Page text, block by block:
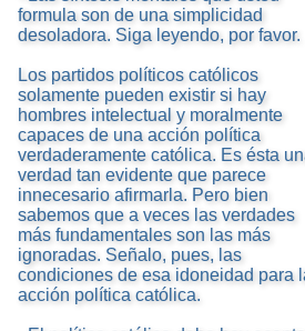
formula son de una simplicidad
desoladora. Siga leyendo, por favor.
Los partidos políticos católicos
solamente pueden existir si hay
hombres intelectual y moralmente
capaces de una acción política
verdaderamente católica. Es ésta
verdad tan evidente que parece
innecesario afirmarla. Pero bien
sabemos que a veces las verdades
más fundamentales son las más
ignoradas. Señalo, pues, las
condiciones de esa idoneidad para
acción política católica.